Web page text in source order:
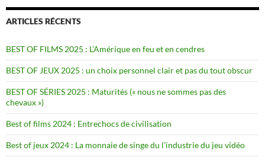
ARTICLES RÉCENTS
BEST OF FILMS 2025 : L’Amérique en feu et en cendres
BEST OF JEUX 2025 : un choix personnel clair et pas du tout obscur
BEST OF SÉRIES 2025 : Maturités (« nous ne sommes pas des
chevaux »)
Best of films 2024 : Entrechocs de civilisation
Best of jeux 2024 : La monnaie de singe du l’industrie du jeu vidéo